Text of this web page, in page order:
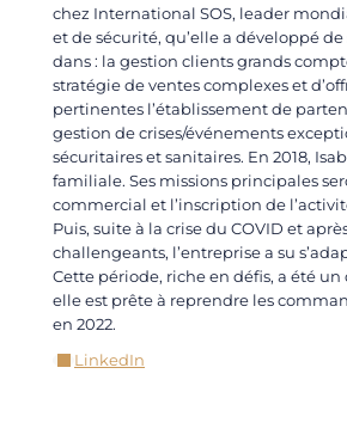
chez International SOS, leader
et de sécurité, qu’elle a développé
dans : la gestion clients grands
stratégie de ventes complexes et
pertinentes l’établissement de
gestion de crises/événements
sécuritaires et sanitaires. En 2018,
familiale. Ses missions principales
commercial et l’inscription de
Puis, suite à la crise du COVID et
challengeants, l’entreprise a su
Cette période, riche en défis, a été
elle est prête à reprendre les
en 2022.
LinkedIn